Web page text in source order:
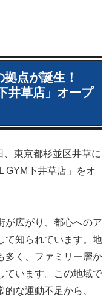
点が誕生！
井草店」オープ
、東京都杉並区井草に
GYM下井草店」をオ
が広がり、都心へのア
て知られています。地
多く、ファミリー層か
ています。この地域で
な運動不足から、